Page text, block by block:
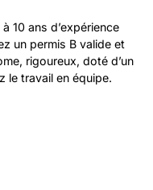
10 ans d’expérience
un permis B valide et
rigoureux, doté d’un
le travail en équipe.